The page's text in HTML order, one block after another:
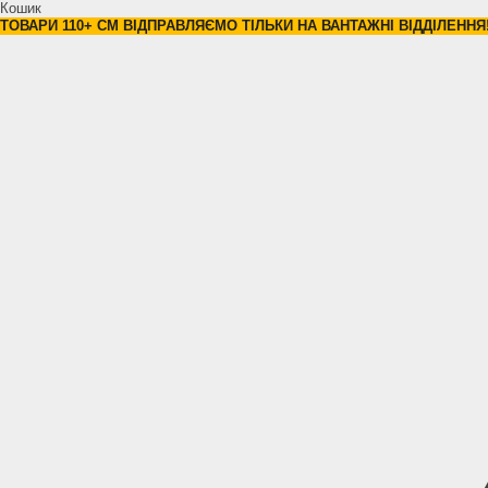
Кошик
ТОВАРИ 110+ СМ ВІДПРАВЛЯЄМО ТІЛЬКИ НА ВАНТАЖНІ